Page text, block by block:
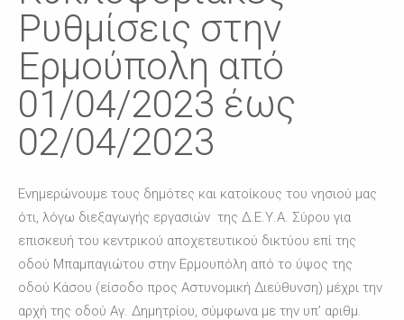
Ρυθμίσεις στην
Ερμούπολη από
01/04/2023 έως
02/04/2023
Ενημερώνουμε τους δημότες και κατοίκους του νησιού μας
ότι, λόγω διεξαγωγής εργασιών της Δ.Ε.Υ.Α. Σύρου για
επισκευή του κεντρικού αποχετευτικού δικτύου επί της
οδού Μπαμπαγιώτου στην Ερμουπόλη από το ύψος της
οδού Κάσου (είσοδο προς Αστυνομική Διεύθυνση) μέχρι την
αρχή της οδού Αγ. Δημητρίου, σύμφωνα με την υπ’ αριθμ.